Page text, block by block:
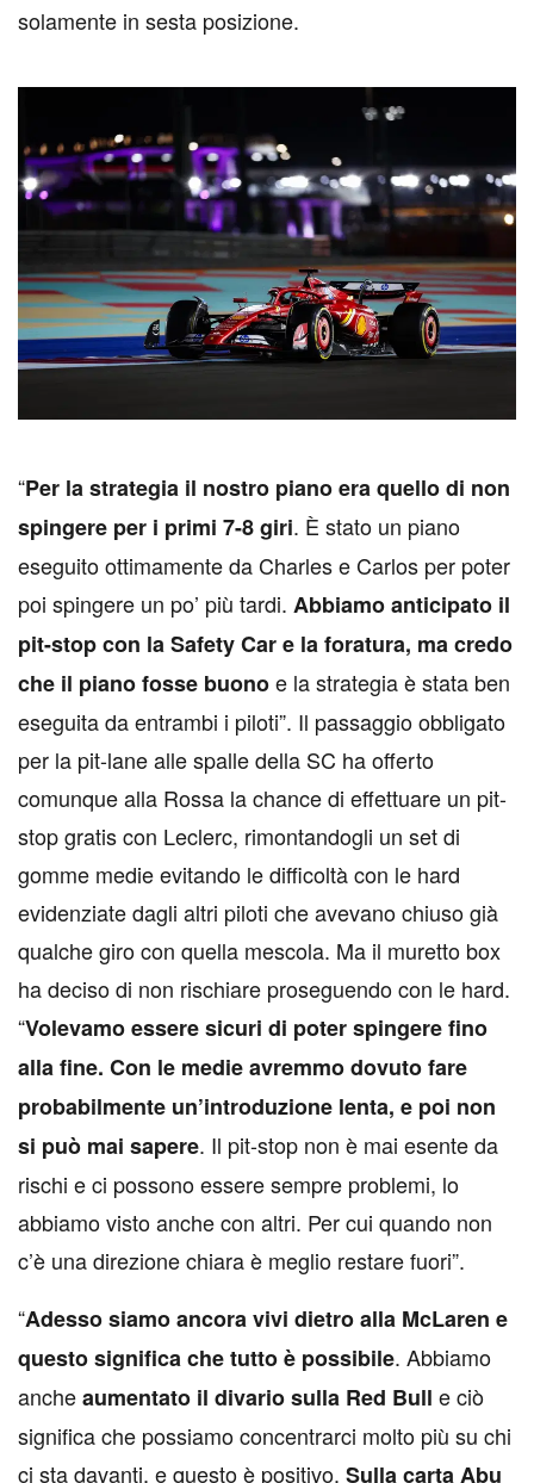
solamente in sesta posizione.
“Per la strategia il nostro piano era quello di non
spingere per i primi 7-8 giri. È stato un piano
eseguito ottimamente da Charles e Carlos per poter
poi spingere un po’ più tardi. Abbiamo anticipato il
pit-stop con la Safety Car e la foratura, ma credo
che il piano fosse buonoe la strategia è stata ben
eseguita da entrambi i piloti”. Il passaggio obbligato
per la pit-lane alle spalle della SC ha offerto
comunque alla Rossa la chance di effettuare un pit-
stop gratis con Leclerc, rimontandogli un set di
gomme medie evitando le difficoltà con le hard
evidenziate dagli altri piloti che avevano chiuso già
qualche giro con quella mescola. Ma il muretto box
ha deciso di non rischiare proseguendo con le hard.
“Volevamo essere sicuri di poter spingere fino
alla fine. Con le medie avremmo dovuto fare
probabilmente un’introduzione lenta, e poi non
si può mai sapere. Il pit-stop non è mai esente da
rischi e ci possono essere sempre problemi, lo
abbiamo visto anche con altri. Per cui quando non
c’è una direzione chiara è meglio restare fuori”.
“Adesso siamo ancora vivi dietro alla McLaren e
questo significa che tutto è possibile. Abbiamo
ancheaumentato il divario sulla Red Bull e ciò
significa che possiamo concentrarci molto più su chi
ci sta davanti, e questo è positivo. Sulla carta Abu